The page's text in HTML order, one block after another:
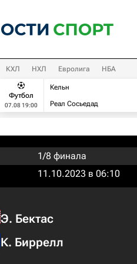
КХЛ НХЛ Евролига НБА
Футбол
07.08 19:00
Кельн
Реал Сосьедад
1/8 финала
11.10.2023 в 06:10
Э. Бектас
К. Биррелл